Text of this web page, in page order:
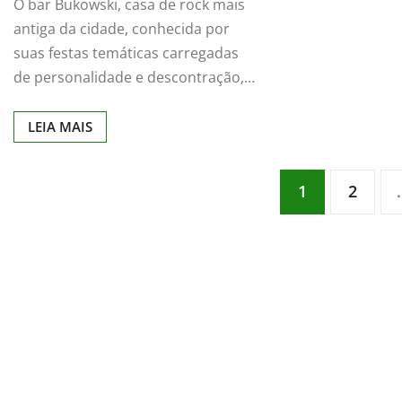
O bar Bukowski, casa de rock mais
antiga da cidade, conhecida por
suas festas temáticas carregadas
de personalidade e descontração,…
LEIA MAIS
1 2